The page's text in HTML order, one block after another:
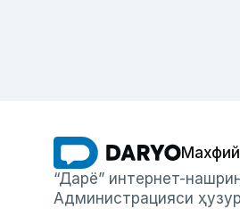
“Дарё” интернет-
Администрацияси